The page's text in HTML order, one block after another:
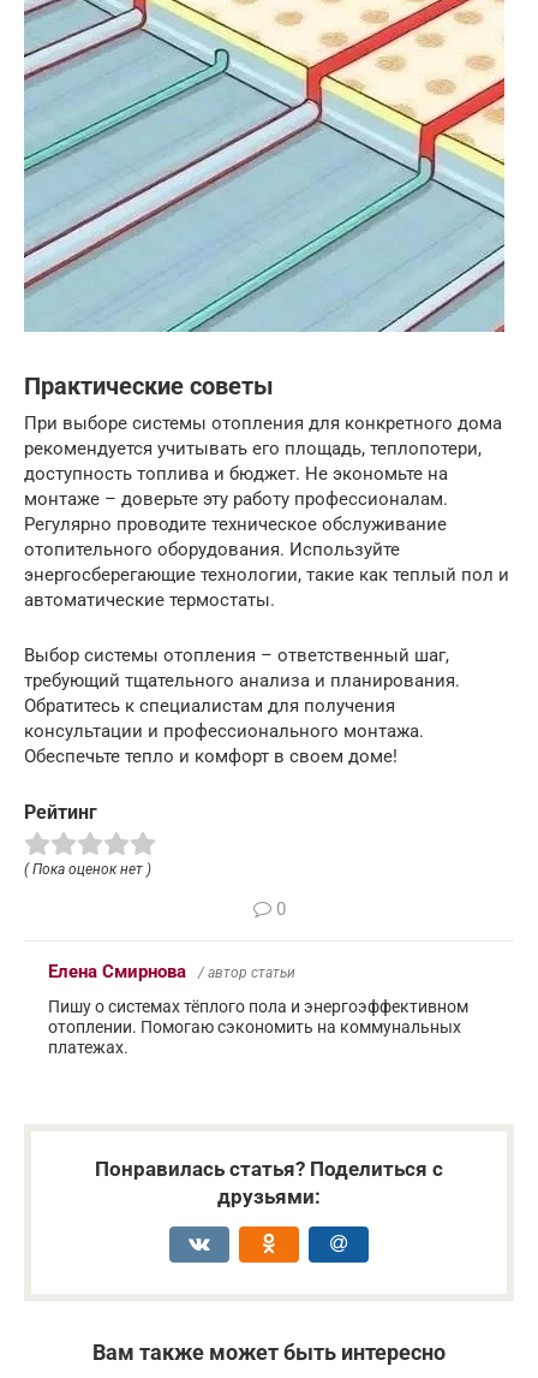
Практические советы
При выборе системы отопления для конкретного дома
рекомендуется учитывать его площадь, теплопотери,
доступность топлива и бюджет. Не экономьте на
монтаже – доверьте эту работу профессионалам.
Регулярно проводите техническое обслуживание
отопительного оборудования. Используйте
энергосберегающие технологии, такие как теплый пол и
автоматические термостаты.
Выбор системы отопления – ответственный шаг,
требующий тщательного анализа и планирования.
Обратитесь к специалистам для получения
консультации и профессионального монтажа.
Обеспечьте тепло и комфорт в своем доме!
Рейтинг
( Пока оценок нет )
0
Елена Смирнова / автор статьи
Пишу о системах тёплого пола и энергоэффективном
отоплении. Помогаю сэкономить на коммунальных
платежах.
Понравилась статья? Поделиться с
друзьями:
Вам также может быть интересно